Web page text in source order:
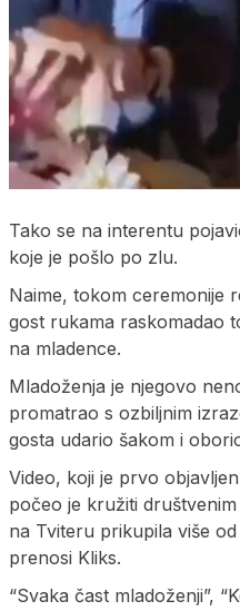
Tako se na interentu
koje je pošlo po zlu.
Naime, tokom ceremonije
gost rukama raskomadao
na mladence.
Mladoženja je njegovo
promatrao s ozbiljnim
gosta udario šakom i
Video, koji je prvo
počeo je kružiti
na Tviteru prikupila više
prenosi Kliks.
“Svaka čast mladoženji”,